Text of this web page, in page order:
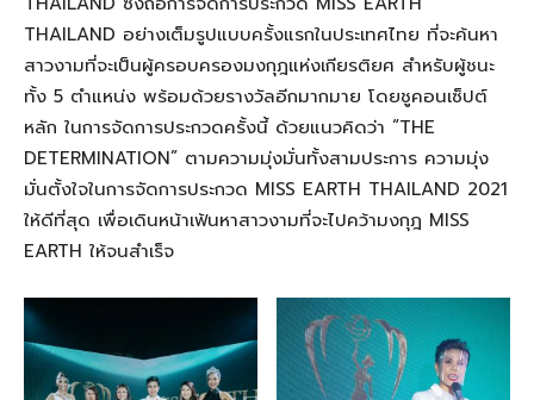
THAILAND อย่างเต็มรูปแบบครั้งแรกในประเทศไทย ที่จะค้นหา
สาวงามที่จะเป็นผู้ครอบครองมงกุฎแห่งเกียรติยศ สำหรับผู้ชนะ
ทั้ง 5 ตำแหน่ง พร้อมด้วยรางวัลอีกมากมาย โดยชูคอนเซ็ปต์
หลัก ในการจัดการประกวดครั้งนี้ ด้วยแนวคิดว่า “THE
DETERMINATION” ตามความมุ่งมั่นทั้งสามประการ ความมุ่ง
มั่นตั้งใจในการจัดการประกวด MISS EARTH THAILAND 2021
ให้ดีที่สุด เพื่อเดินหน้าเฟ้นหาสาวงามที่จะไปคว้ามงกุฎ MISS
EARTH ให้จนสำเร็จ